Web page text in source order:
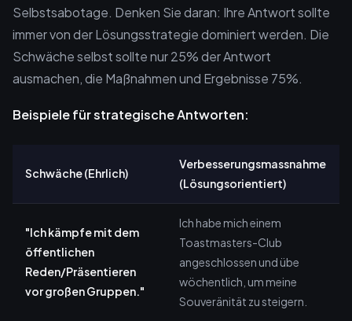
Selbstsabotage. Denken Sie daran: Ihre Antwort sollte
immer von der Lösungsstrategie dominiert werden. Die
Schwäche selbst sollte nur 25% der Antwort
ausmachen, die Maßnahmen und Ergebnisse 75%.
Beispiele für strategische Antworten:
Schwäche (Ehrlich)
Verbesserungsmassnahme
(Lösungsorientiert)
"Ich kämpfe mit dem
öffentlichen
Reden/Präsentieren
vor großen Gruppen."
Ich habe mich einem
Toastmasters-Club
angeschlossen und übe
wöchentlich, um meine
Souveränität zu steigern.